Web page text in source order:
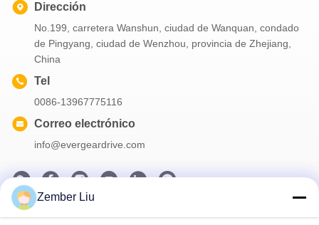
Dirección
No.199, carretera Wanshun, ciudad de Wanquan, condado
de Pingyang, ciudad de Wenzhou, provincia de Zhejiang,
China
Tel
0086-13967775116
Correo electrónico
info@evergeardrive.com
Nuestro boletín
Zember Liu